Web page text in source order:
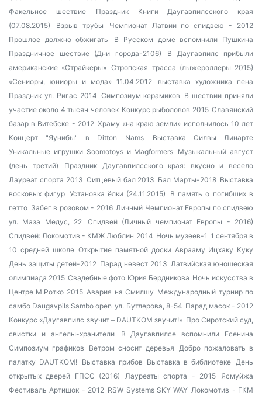
Факельное шествие
Праздник Книги Даугавпилсского края
(07.08.2015)
Взрыв трубы
Чемпионат Латвии по спидвею - 2012
Прошлое должно обжигать
В Русском доме вспомнили Пушкина
Праздничное шествие (Дни города-2106)
В Даугавпилс прибыли
американские «Страйкеры» Стропская трасса (лыжероллеры 2015)
«Сениоры, юниоры и мода» 11.04.2012
выставка художника пена
Праздник ул. Ригас 2014 Симпозиум керамиков В шествии приняли
участие около 4 тысяч человек Конкурс рыболовов 2015 Славянский
базар в Витебске - 2012 Храму «на краю земли» исполнилось 10 лет
Концерт "Яунибы" в Ditton Nams
Выставка Силвы Линарте
Уникальные игрушки Soomotoys и Magformers Музыкальный август
(день третий)
Праздник Даугавпилсского края: вкусно и весело
Лауреат спорта 2013 Ситцевый бал 2013 Бал Марты-2018 Выставка
восковых фигур Установка ёлки (24.11.2015)
В память о погибших в
гетто Забег в розовом - 2016 Личный Чемпионат Европы по спидвею
ул. Маза Медус, 22
Спидвей (Личный чемпионат Европы - 2016)
Спидвей: Локомотив - КМЖ Люблин 2014 Ночь музеев-1 1 сентября в
10 средней школе Открытие памятной доски Аврааму Ицхаку Куку
День защиты детей-2012 Парад невест 2013 Латвийская юношеская
олимпиада 2015 Свадебные фото Юрия Бердникова Ночь искусства в
Центре М.Ротко 2015 Авария на Смилшу Международный турнир по
самбо Daugavpils Sambo open ул. Бутлерова, 8-54 Парад масок - 2012
Конкурс «Даугавпилс звучит – DAUTKOM звучит!» Про Сиротский суд,
свистки и ангелы-хранители
В Даугавпилсе вспомнили Есенина
Симпозиум графиков
Ветром сносит деревья Добро пожаловать в
палатку DAUTKOM!
Выставка грибов Выставка в библиотеке День
открытых дверей ГПСС (2016)
Лауреаты спорта - 2015
Ясмуйжа
Фестиваль Артишок - 2012 RSW Systems SKY WAY Локомотив - ГКМ